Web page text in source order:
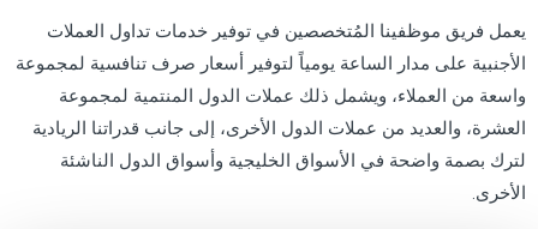
يعمل فريق موظفينا المُتخصصين في توفير خدمات تداول العملات
الأجنبية على مدار الساعة يومياً لتوفير أسعار صرف تنافسية لمجموعة
واسعة من العملاء، ويشمل ذلك عملات الدول المنتمية لمجموعة
العشرة، والعديد من عملات الدول الأخرى، إلى جانب قدراتنا الريادية
لترك بصمة واضحة في الأسواق الخليجية وأسواق الدول الناشئة
الأخرى.